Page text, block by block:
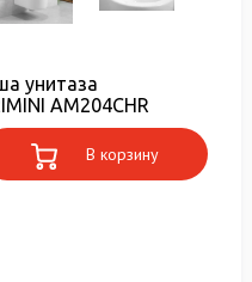
унитаза
AM204CHR
В корзину